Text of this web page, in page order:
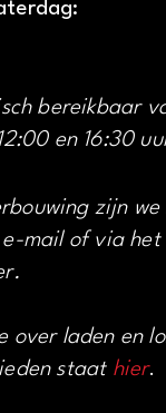
bereikbaar
en 16:30
zijn
mail of via het
over laden en
staat hier.